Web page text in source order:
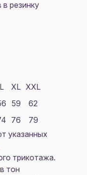
резинку
L XL XXL
59
62
76
79
указанных
трикотажа.
тон